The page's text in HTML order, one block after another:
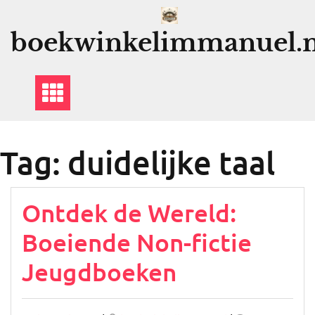
Tag: duidelijke taal
Ontdek de Wereld:
Boeiende Non-fictie
Jeugdboeken